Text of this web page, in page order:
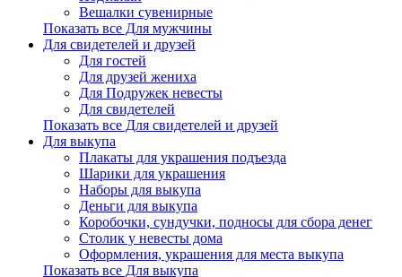
Вешалки сувенирные
Показать все Для мужчины
Для свидетелей и друзей
Для гостей
Для друзей жениха
Для Подружек невесты
Для свидетелей
Показать все Для свидетелей и друзей
Для выкупа
Плакаты для украшения подъезда
Шарики для украшения
Наборы для выкупа
Деньги для выкупа
Коробочки, сундучки, подносы для сбора денег
Столик у невесты дома
Оформления, украшения для места выкупа
Показать все Для выкупа